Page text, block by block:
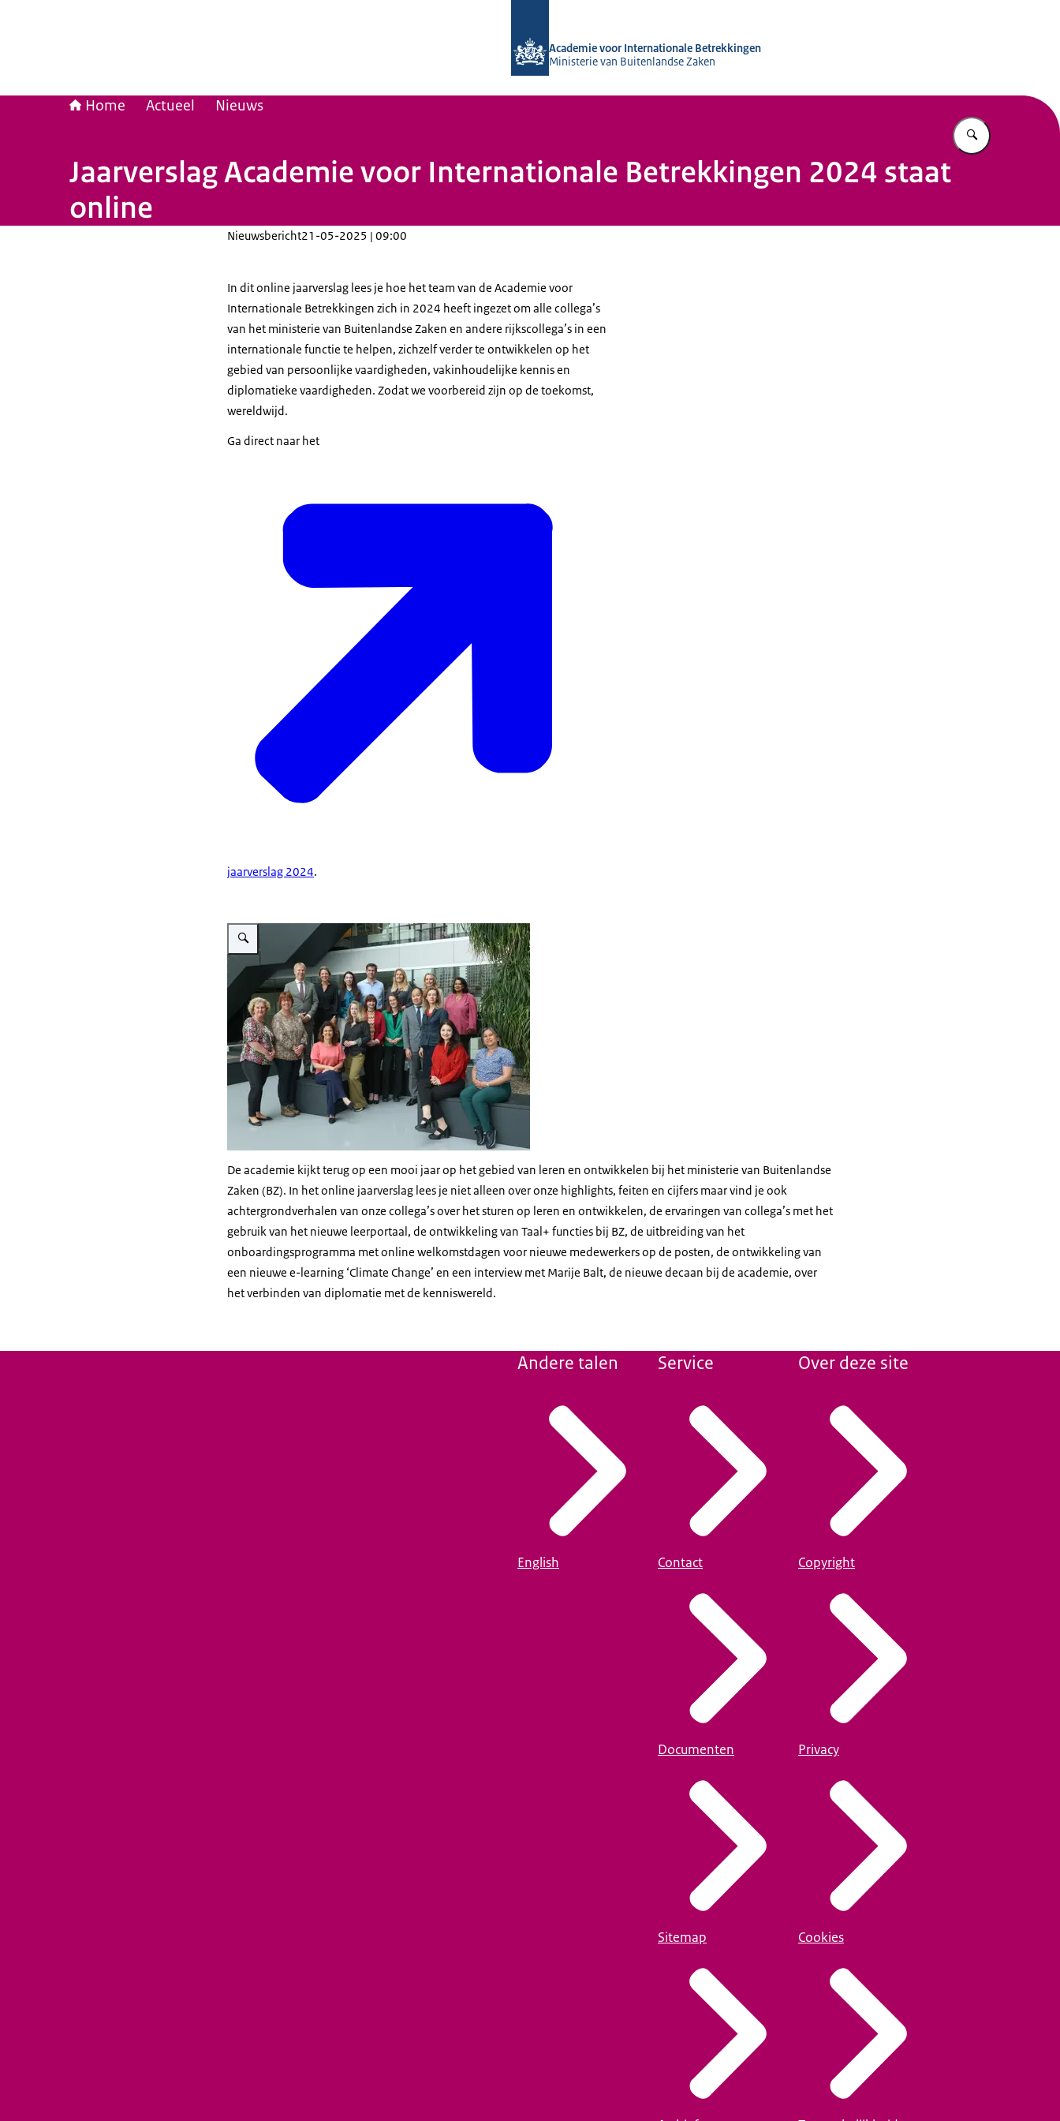
Academie voor Internationale Betrekkingen
Ministerie van Buitenlandse Zaken
Home Actueel Nieuws
Vul in wat u
Jaarverslag Academie voor Internationale Betrekkingen 2024 staat
online
Nieuwsbericht21-05-2025 | 09:00
In dit online jaarverslag lees je hoe het team van de Academie voor
Internationale Betrekkingen zich in 2024 heeft ingezet om alle collega’s
van het ministerie van Buitenlandse Zaken en andere rijkscollega’s in een
internationale functie te helpen, zichzelf verder te ontwikkelen op het
gebied van persoonlijke vaardigheden, vakinhoudelijke kennis en
diplomatieke vaardigheden. Zodat we voorbereid zijn op de toekomst,
wereldwijd.
Ga direct naar het
jaarverslag 2024.
Vergroot afbeelding Team academie 2025
De academie kijkt terug op een mooi jaar op het gebied van leren en ontwikkelen bij het ministerie van Buitenlandse
Zaken (BZ). In het online jaarverslag lees je niet alleen over onze highlights, feiten en cijfers maar vind je ook
achtergrondverhalen van onze collega’s over het sturen op leren en ontwikkelen, de ervaringen van collega’s met het
gebruik van het nieuwe leerportaal, de ontwikkeling van Taal+ functies bij BZ, de uitbreiding van het
onboardingsprogramma met online welkomstdagen voor nieuwe medewerkers op de posten, de ontwikkeling van
een nieuwe e-learning ‘Climate Change’ en een interview met Marije Balt, de nieuwe decaan bij de academie, over
het verbinden van diplomatie met de kenniswereld.
Andere talen
English
Service
Contact
Documenten
Sitemap
Over deze site
Copyright
Privacy
Cookies